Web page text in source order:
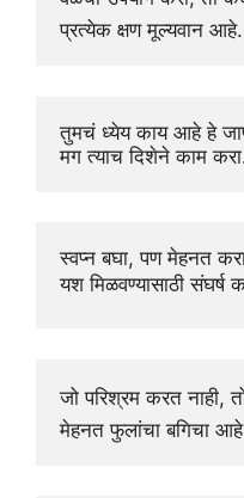
प्रत्येक क्षण मूल्यवान
तुमचं ध्येय काय आहे हे
मग त्याच दिशेने काम
स्वप्न बघा, पण मेहनत
यश मिळवण्यासाठी संघर्ष
जो परिश्रम करत नाही,
मेहनत फुलांचा बगिचा